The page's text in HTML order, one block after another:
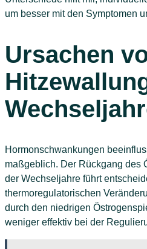
um besser mit den Symptomen
Ursachen
Hormonschwankungen
maßgeblich. Der Rückgang des
der Wechseljahre führt
thermoregulatorischen
durch den niedrigen
weniger effektiv bei der